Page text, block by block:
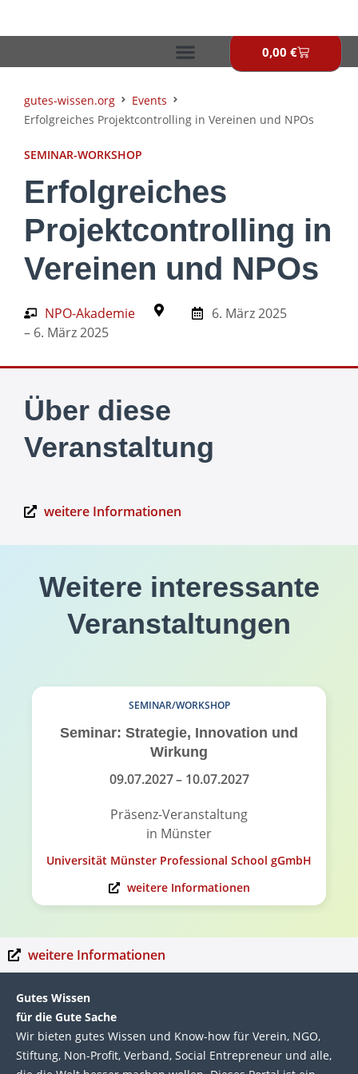
0,00 €
gutes-wissen.org
Events
Erfolgreiches Projektcontrolling in Vereinen und NPOs
SEMINAR-WORKSHOP
Erfolgreiches
Projektcontrolling in
Vereinen und NPOs
NPO-Akademie
6. März 2025
– 6. März 2025
Über diese
Veranstaltung
weitere Informationen
Weitere interessante
Veranstaltungen
SEMINAR/WORKSHOP
Seminar: Strategie, Innovation und
Wirkung
09.07.2027– 10.07.2027
Präsenz-Veranstaltung
in Münster
Universität Münster Professional School gGmbH
weitere Informationen
weitere Informationen
Gutes Wissen
für die Gute Sache
Wir bie­ten gutes Wis­sen und Know-how für Ver­ein, NGO,
Stif­tung, Non-Profit, Ver­band, Social Entre­pre­neur und alle,